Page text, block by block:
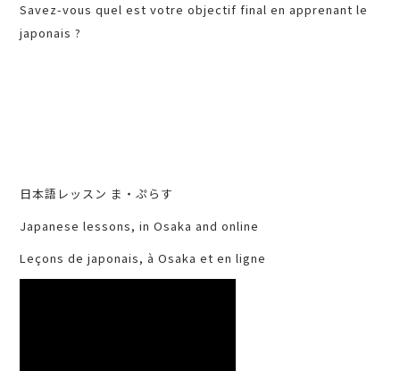
Savez-vous quel est votre objectif final en apprenant le
japonais ?
日本語レッスン ま・ぷらす
Japanese lessons, in Osaka and online
Leçons de japonais, à Osaka et en ligne